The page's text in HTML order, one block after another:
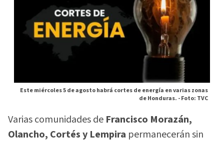
Este miércoles 5 de agosto habrá cortes de energía en varias zonas
de Honduras. -Foto: TVC
Varias comunidades de Francisco Morazán,
Olancho, Cortés y Lempira permanecerán sin